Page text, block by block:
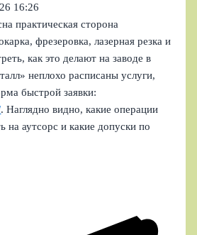
16:26
практическая сторона
фрезеровка, лазерная резка и
как это делают на заводе в
неплохо расписаны услуги,
быстрой заявки:
. Наглядно видно, какие операции
на аутсорс и какие допуски по